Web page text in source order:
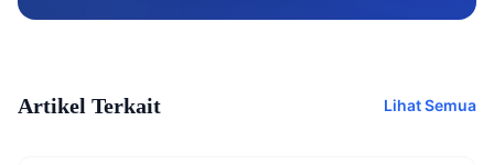
Artikel Terkait Lihat Semua